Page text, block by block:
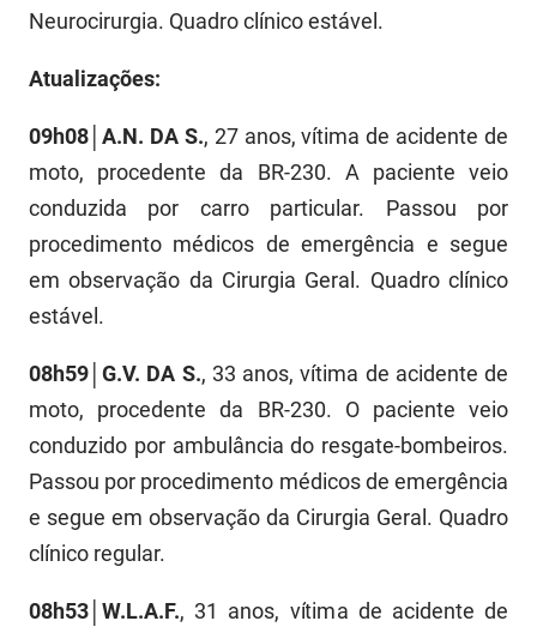
PBTUR
PBPREV
Projeto Cooperar
PROCASE
Polícia Militar
SUDEMA
SUPLAN
UEPB
Neurocirurgia. Quadro clínico estável.
Atualizações:
09h08│A.N. DA S., 27 anos, vítima de acidente de
moto, procedente da BR-230. A paciente veio
conduzida por carro particular. Passou por
procedimento médicos de emergência e segue
em observação da Cirurgia Geral. Quadro clínico
estável.
08h59│G.V. DA S., 33 anos, vítima de acidente de
moto, procedente da BR-230. O paciente veio
conduzido por ambulância do resgate-bombeiros.
Passou por procedimento médicos de emergência
e segue em observação da Cirurgia Geral. Quadro
clínico regular.
08h53│W.L.A.F., 31 anos, vítima de acidente de